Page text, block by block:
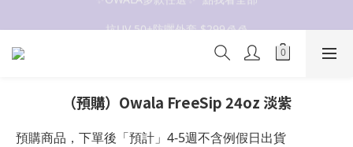
抗UV 50+防曬外套 $299🧊🧊
（預購）Owala FreeSip 24oz 淡紫
預購商品，下單後「預計」4-5週不含例假日出貨